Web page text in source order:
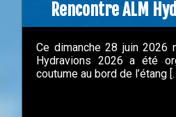
Rencontre ALM
Ce dimanche 28 juin 2026
Hydravions 2026 a été
coutume au bord de l’étang